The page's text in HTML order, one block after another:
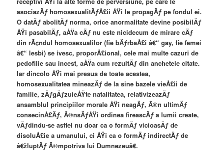
asociazÄƒ homosexualitÄƒÅ£ii ÅŸi le propagÄƒ pe fondul ei.
O datÄƒ abolitÄƒ norma, orice anormalitate devine posibilÄƒ
ÅŸi pasabilÄƒ, aÅŸa cÄƒ nu este nicidecum de mirare cÄƒ
din rÃ¢ndul homosexualilor (fie bÄƒrbaÅ£i â€“ gay, fie femei
â€“ lesbi) se ivesc, proporÅ£ional, cele mai multe cazuri de
pedofilie sau incest, aÅŸa cum rezultÄƒ din anchetele citate.
Iar dincolo ÅŸi mai presus de toate acestea,
homosexualitatea mineazÄƒ de la sine bazele vieÅ£ii de
familie, zÄƒgÄƒzuieÅŸte natalitatea, relativizeazÄƒ
ansamblul principiilor morale ÅŸi neagÄƒ, Ã®n ultimÄƒ
consecinÅ£Äƒ, Ã®nsÄƒÅŸi ordinea fireascÄƒ a lumii create,
vÄƒdindu-se astfel nu doar ca o formÄƒ vicioasÄƒ de
disoluÅ£ie a umanului, ci ÅŸi ca o formÄƒ indirectÄƒ de
â€žluptÄƒ Ã®mpotriva lui Dumnezeuâ€.